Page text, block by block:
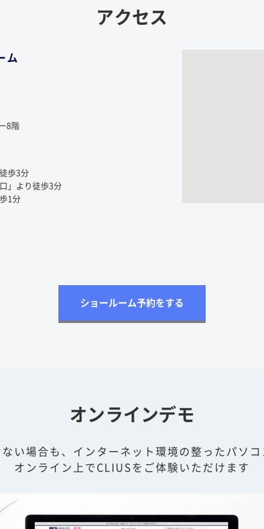
アクセス
ム
8階
歩3分
」より徒歩3分
1分
ショールーム予約をする
オンラインデモ
い場合も、インターネット環境の整ったパソ
オンライン上でCLIUSをご体験いただけます